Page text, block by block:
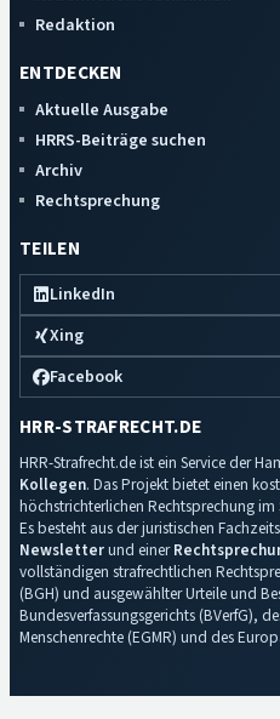
Redaktion
ENTDECKEN
Aktuelle Ausgabe
HRRS-Beiträge suchen
Archiv
Rechtsprechung
TEILEN
LinkedIn
Xing
Facebook
HRR-STRAFRECHT.DE
HRR-Strafrecht.de ist ein Service der
Kollegen. Das Projekt bietet einen
höchstrichterlichen Rechtsprechung im
Es besteht aus der juristischen
Newsletterund einer
vollständigen strafrechtlichen
(BGH) und ausgewählter Urteile und
Bundesverfassungsgerichts (BVerfG),
Menschenrechte (EGMR) und des